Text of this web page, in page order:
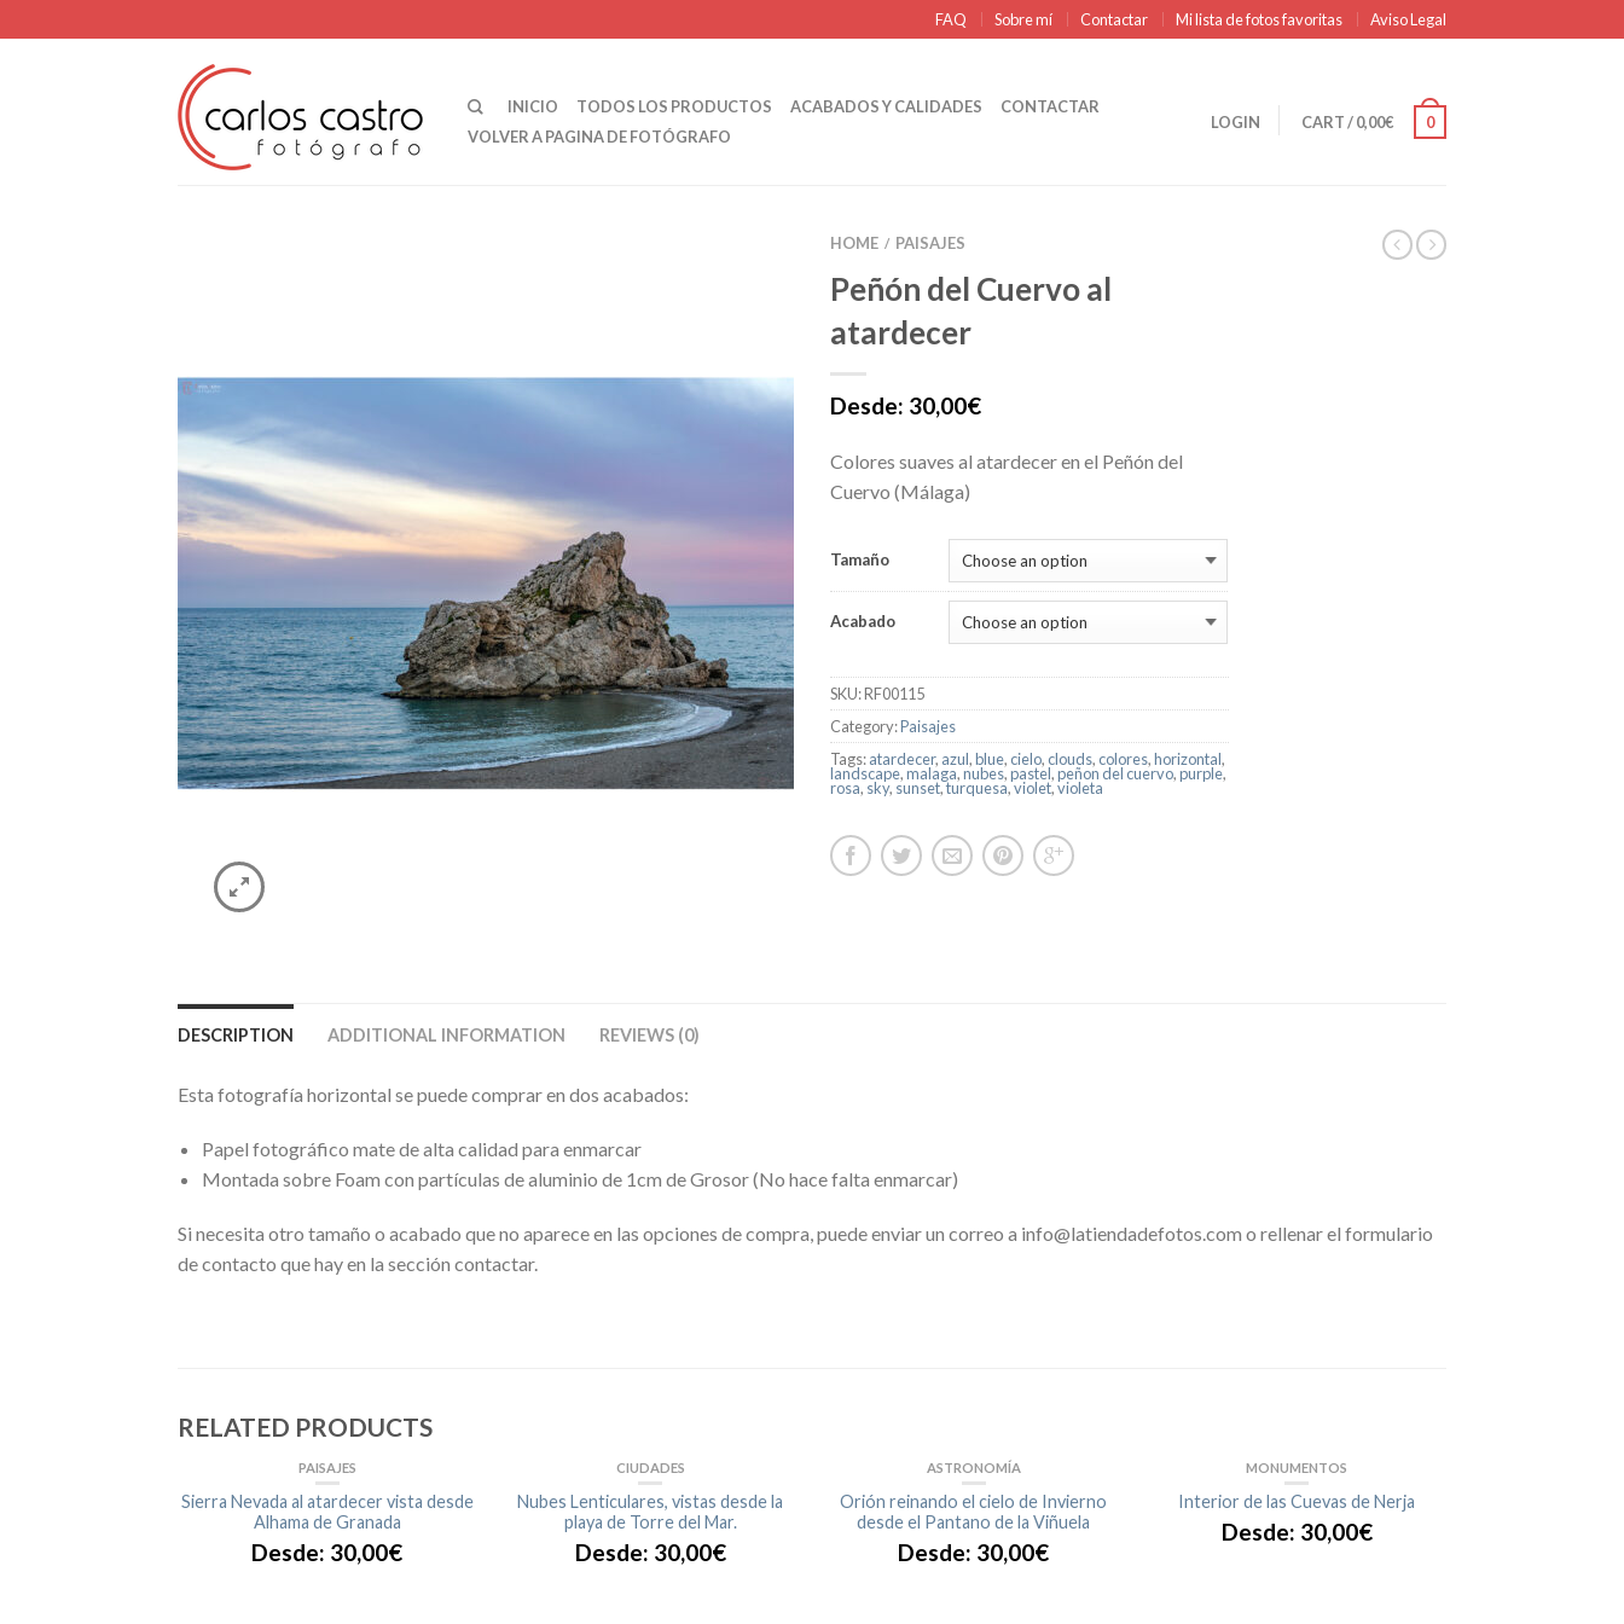
FAQ Sobre mí Contactar Mi lista de fotos favoritas Aviso Legal
INICIO TODOS LOS PRODUCTOS ACABADOS Y CALIDADES
CONTACTAR
VOLVER A PAGINA DE FOTÓGRAFO
LOGIN CART/0,00€ 0
HOME / PAISAJES
Peñón del Cuervo al
atardecer
Desde: 30,00€
Colores suaves al atardecer en el Peñón del
Cuervo (Málaga)
Tamaño
Acabado
SKU:RF00115
Category:Paisajes
Tags:atardecer, azul,blue, cielo, clouds, colores,horizontal,
landscape,malaga,nubes,pastel,peñon del cuervo,purple,
rosa, sky, sunset,turquesa,violet,violeta
DESCRIPTION ADDITIONAL INFORMATION REVIEWS (0)
Esta fotografía horizontal se puede comprar en dos acabados:
Papel fotográfico mate de alta calidad para enmarcar
Montada sobre Foam con partículas de aluminio de 1cm de Grosor (No hace falta enmarcar)
Si necesita otro tamaño o acabado que no aparece en las opciones de compra, puede enviar un correo a info@latiendadefotos.com o rellenar el formulario
de contacto que hay en la sección contactar.
RELATED PRODUCTS
PAISAJES
Sierra Nevada al atardecer vista desde
Alhama de Granada
Desde: 30,00€
CIUDADES
Nubes Lenticulares, vistas desde la
playa de Torre del Mar.
Desde: 30,00€
ASTRONOMÍA
Orión reinando el cielo de Invierno
desde el Pantano de la Viñuela
Desde: 30,00€
MONUMENTOS
Interior de las Cuevas de Nerja
Desde: 30,00€